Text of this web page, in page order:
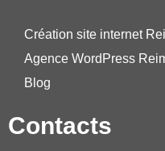
Création site internet
Agence WordPress
Blog
Contacts